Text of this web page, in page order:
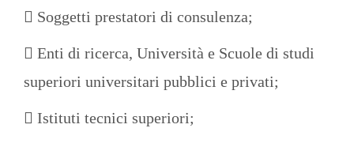
 Soggetti prestatori di consulenza;
 Enti di ricerca, Università e Scuole di studi
superiori universitari pubblici e privati;
 Istituti tecnici superiori;